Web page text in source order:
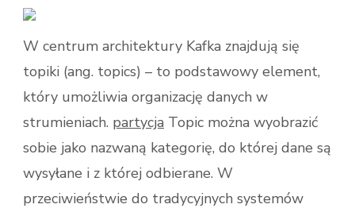
W centrum architektury Kafka znajdują się
topiki (ang. topics) – to podstawowy element,
który umożliwia organizację danych w
strumieniach. partycja Topic można wyobrazić
sobie jako nazwaną kategorię, do której dane są
wysyłane i z której odbierane. W
przeciwieństwie do tradycyjnych systemów